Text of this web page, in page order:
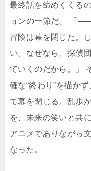
最終話を締めくくる
ョンの一節だ。 「
冒険は幕を閉じた。
い。なぜなら、探偵
ていくのだから。」
確な“終わり”を描か
て幕を閉じる。乱歩
を、未来の笑いと共
アニメでありながら
なった。